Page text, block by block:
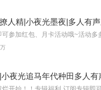
人精|小夜光墨夜|多人有声
夜光追马年代种田多人